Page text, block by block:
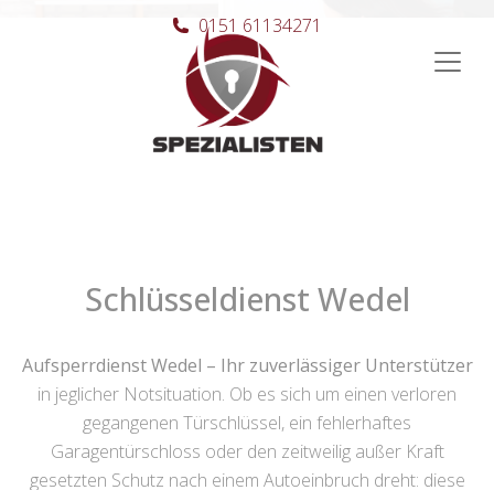
Hauptnavigation
0151 61134271
Schlüsseldienst Wedel
Aufsperrdienst Wedel – Ihr zuverlässiger Unterstützer
in jeglicher Notsituation. Ob es sich um einen verloren
gegangenen Türschlüssel, ein fehlerhaftes
Garagentürschloss oder den zeitweilig außer Kraft
gesetzten Schutz nach einem Autoeinbruch dreht: diese